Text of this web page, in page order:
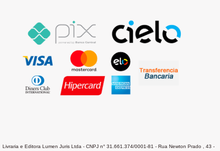
Livraria e Editora Lumen Juris Ltda - CNPJ n° 31.661.374/0001-81 - Rua Newton Prado , 43 -